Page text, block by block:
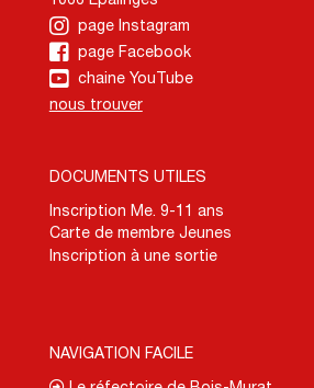
page Instagram
page Facebook
chaine YouTube
nous trouver
DOCUMENTS UTILES
Inscription Me. 9-11 ans
Carte de membre Jeunes
Inscription à une sortie
NAVIGATION FACILE